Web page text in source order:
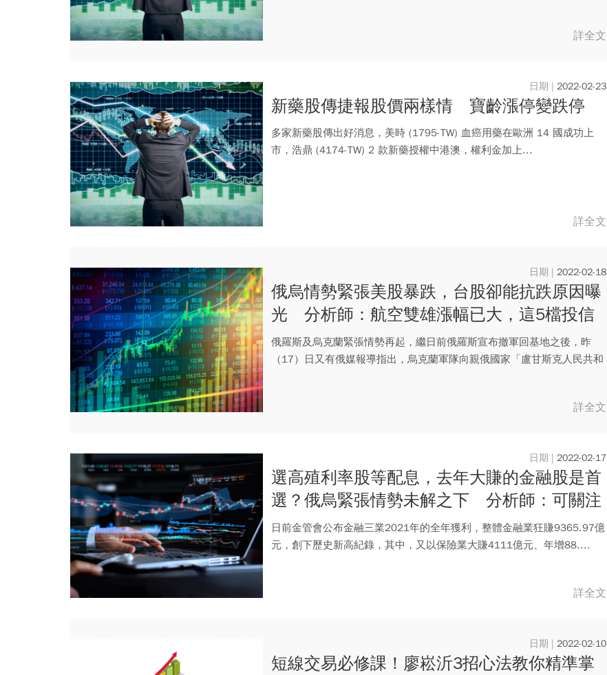
詳全文
2022-02-23
新藥股傳捷報股價兩樣情 寶齡漲停變跌停
多家新藥股傳出好消息，美時 (1795-TW) 血癌用藥在歐洲 14 國成功上
市，浩鼎 (4174-TW) 2 款新藥授權中港澳，權利金加上...
詳全文
2022-02-18
俄烏情勢緊張美股暴跌，台股卻能抗跌原因曝
光 分析師：航空雙雄漲幅已大，這5檔投信
布局股可留意
俄羅斯及烏克蘭緊張情勢再起，繼日前俄羅斯宣布撤軍回基地之後，昨
（17）日又有俄媒報導指出，烏克蘭軍隊向親俄國家「盧甘斯克人民共和
詳全文
2022-02-17
選高殖利率股等配息，去年大賺的金融股是首
選？俄烏緊張情勢未解之下 分析師：可關注
這類股
日前金管會公布金融三業2021年的全年獲利，整體金融業狂賺9365.97億
元，創下歷史新高紀錄，其中，又以保險業大賺4111億元、年增88....
詳全文
2022-02-10
短線交易必修課！廖崧沂3招心法教你精準掌